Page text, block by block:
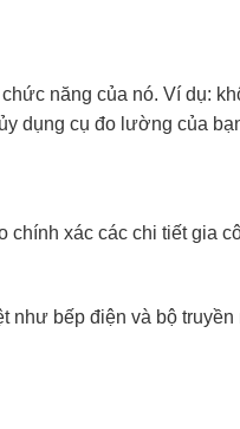
năng của nó. Ví dụ:
dụng cụ đo lường của
chính xác các chi tiết gia
như bếp điện và bộ